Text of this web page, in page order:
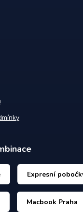
Expresní
Macbook Praha